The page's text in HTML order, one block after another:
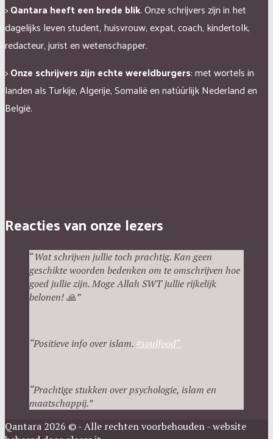
>Qantara heeft een brede blik. Onze schrijvers zijn in het
dagelijks leven student, huisvrouw, expat, coach, kindertolk,
redacteur, jurist en wetenschapper.
>Onze schrijvers zijn echte wereldburgers: met wortels in
landen als Turkije, Algerije, Somalië en natúúrlijk Nederland en
België.
Reacties van onze lezers
“Wat schrijven jullie toch prachtig. Kan geen
geschikte woorden bedenken om te omschrijven hoe
goed jullie zijn. Moge Allah SWT jullie rijkelijk
belonen!🙏”
“Positieve info over islam. #soulfood“
“Prachtige stukken over psychologie, islam en
maatschappij.”
Qantara 2026 © - Alle rechten voorbehouden - website